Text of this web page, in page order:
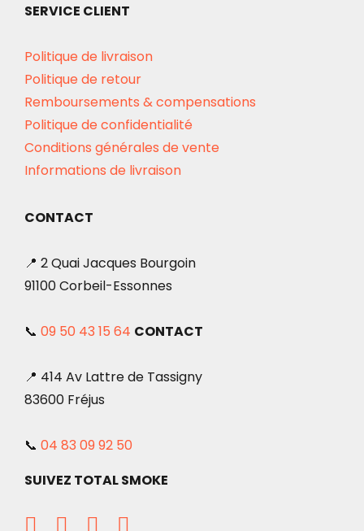
SERVICE CLIENT
Politique de livraison
Politique de retour
Remboursements & compensations
Politique de confidentialité
Conditions générales de vente
Informations de livraison
CONTACT
📍 2 Quai Jacques Bourgoin
91100 Corbeil-Essonnes
📞 09 50 43 15 64 CONTACT
📍 414 Av Lattre de Tassigny
83600 Fréjus
📞 04 83 09 92 50
SUIVEZ TOTAL SMOKE